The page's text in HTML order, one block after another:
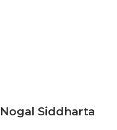
Nogal Siddharta